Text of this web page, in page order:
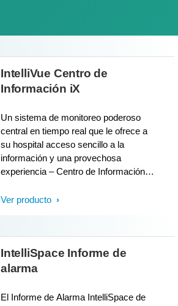
IntelliVue Centro de
Información iX
Un sistema de monitoreo poderoso
central en tiempo real que le ofrece a
su hospital acceso sencillo a la
información y una provechosa
experiencia – Centro de Información
Contribuye a que su organización
Ver producto
IntelliSpace Informe de
alarma
El Informe de Alarma IntelliSpace de